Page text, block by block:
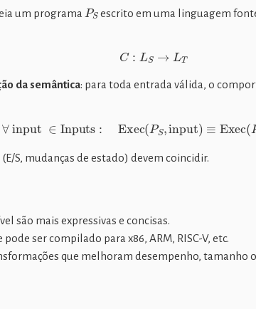
um programa PS escrito em uma linguagem
C LS L
da semântica: para toda entrada válida, o
∀input∈Inputs :Exec(PS, input)≡Exec(PT,
S, mudanças de estado) devem coincidir.
são mais expressivas e concisas.
ser compilado para x86, ARM, RISC-V, etc.
que melhoram desempenho, tamanho